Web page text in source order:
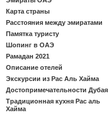
Карта страны
Расстояния между эмиратами
Памятка туристу
Шопинг в ОАЭ
Рамадан 2021
Описание отелей
Экскурсии из Рас Аль Хайма
Достопримечательности Дубая
Традиционная кухня Рас аль
Хайма